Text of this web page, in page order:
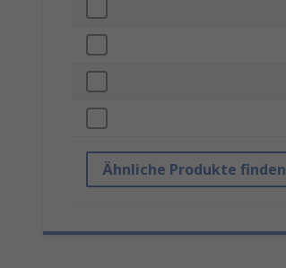
Ähnliche Produkte finden